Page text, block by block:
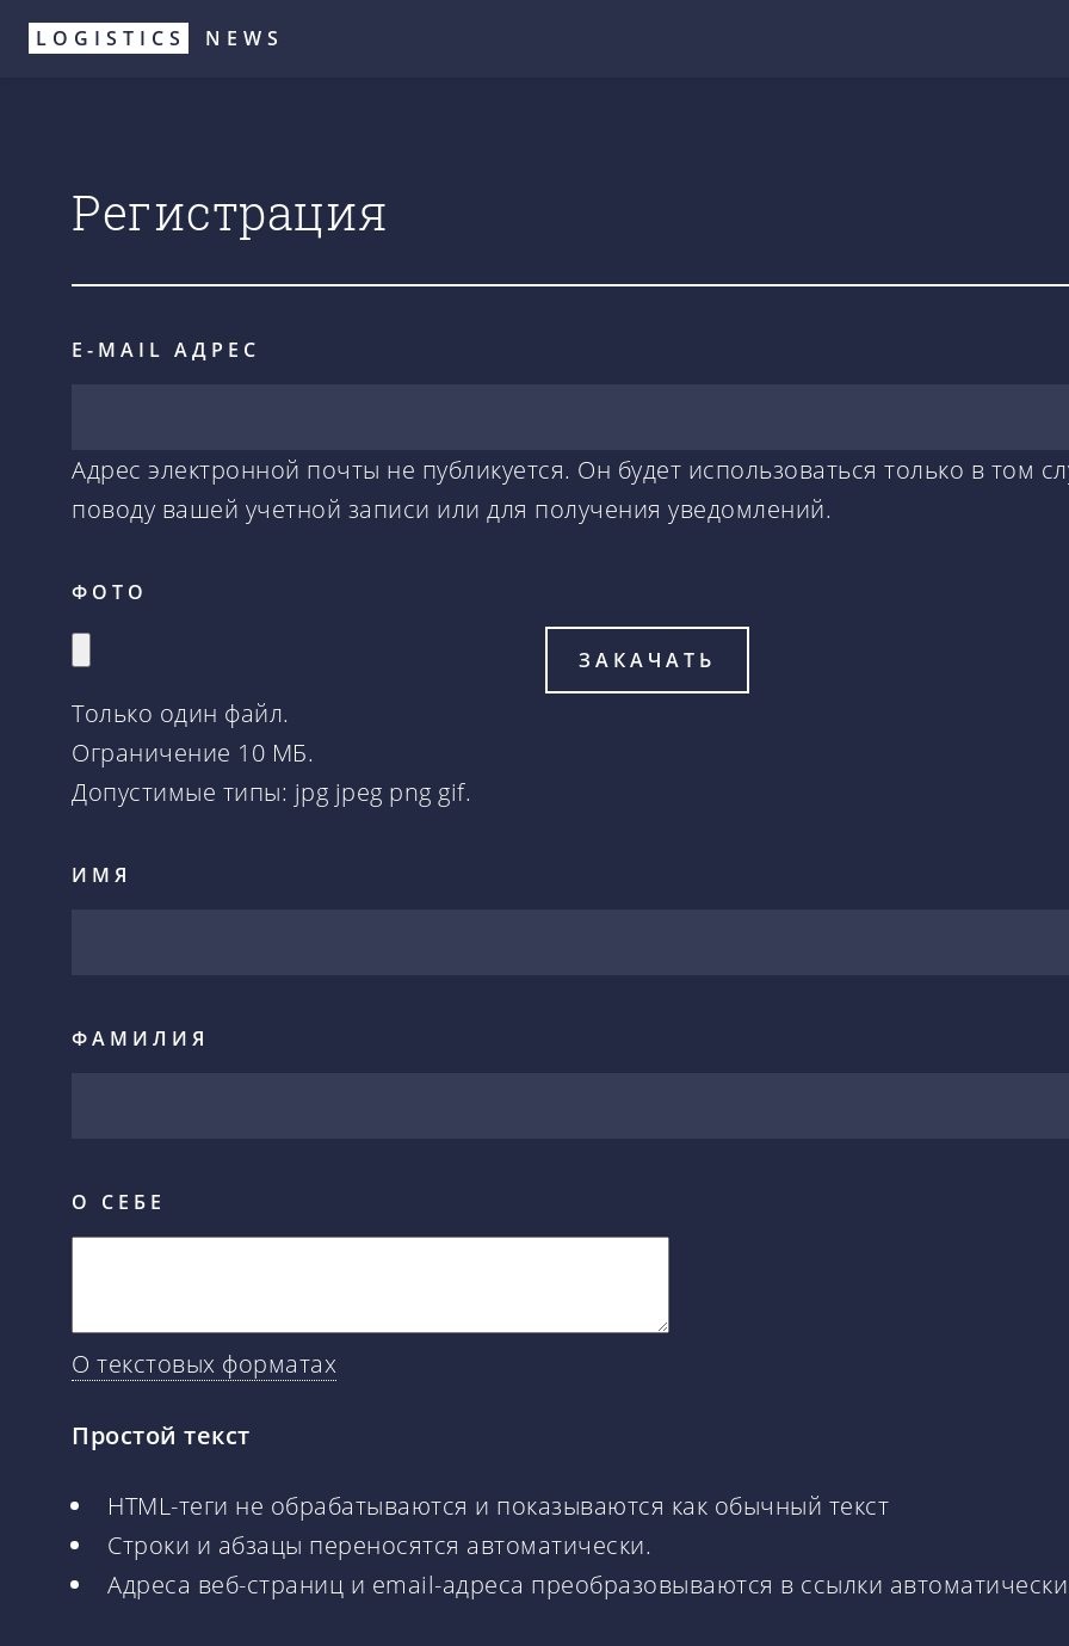
Перейти
LOGISTICS NEWS
Регистрация
E-MAIL АДРЕС
Адрес электронной почты не публикуется. Он будет использоваться только в том
поводу вашей учетной записи или для получения уведомлений.
ФОТО
Только один файл.
Ограничение 10 МБ.
Допустимые типы: jpg jpeg png gif.
ИМЯ
ФАМИЛИЯ
О СЕБЕ
О текстовых форматах
Простой текст
HTML-теги не обрабатываются и показываются как обычный текст
Строки и абзацы переносятся автоматически.
Адреса веб-страниц и email-адреса преобразовываются в ссылки